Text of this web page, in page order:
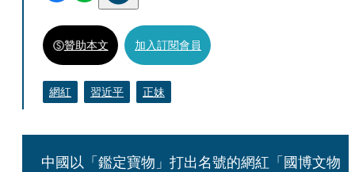
贊助本文 加入訂閱會員
網紅 習近平 正妹
中國以「鑑定寶物」打出名號的網紅「國博文物